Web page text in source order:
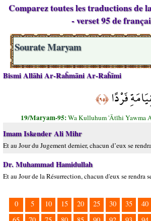
Comparez toutes les traductions de
- verset 95 de
Sourate Maryam
Bismi Allāhi Ar-Raĥmāni Ar-Raĥīmi
فَرْدًا﴿٩٥﴾
19/Maryam-95:Wa Kulluhum 'Ātīhi Yawma
Imam Iskender Ali Mihr
Et au Jour du Jugement dernier, chacun d’eux se
Dr. Muhammad Hamidullah
Et au Jour de la Résurrection, chacun d'eux se rendra
0 5 10 15 20 25 30 35 40